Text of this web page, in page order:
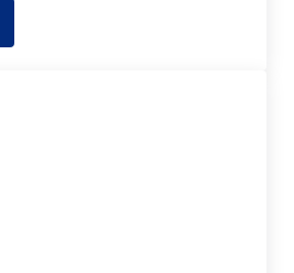
materasso macchiato